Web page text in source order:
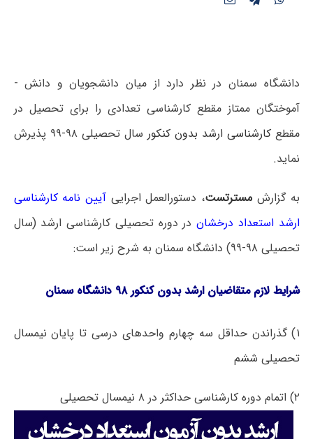
دانشگاه سمنان در نظر دارد از میان دانشجویان و دانش ­
آموختگان ممتاز مقطع کارشناسی تعدادی را برای تحصیل در
مقطعکارشناسی ارشد بدون کنکور
سال تحصیلی ۹۸-۹۹ پذیرش
نماید.
به گزارش مسترتست، دستورالعمل اجراییآیین نامه کارشناسی
ارشد استعداد درخشان در دوره تحصیلی کارشناسی ارشد (سال
تحصیلی ۹۸-۹۹) دانشگاه سمنان به شرح زیر است:
شرایط لازم متقاضیان ارشد بدون کنکور ۹۸ دانشگاه سمنان
۱) گذراندن حداقل سه چهارم واحدهای درسی تا پایان نیمسال
تحصیلی ششم
۲) اتمام دوره کارشناسی حداکثر در ۸ نیمسال تحصیلی